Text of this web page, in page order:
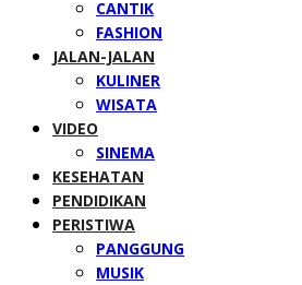
CANTIK
FASHION
JALAN-JALAN
KULINER
WISATA
VIDEO
SINEMA
KESEHATAN
PENDIDIKAN
PERISTIWA
PANGGUNG
MUSIK